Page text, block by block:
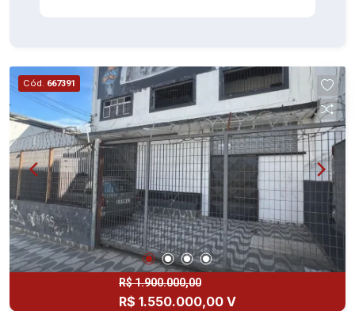
um rendimento mensal aproximado de 11 mil
reais, sendo ideal para investidores que buscam
renda imediata e valorização patrimonial em um
dos pontos mais movimentados da região.
Cód. 667391
R$ 1.900.000,00
R$ 1.550.000,00 V